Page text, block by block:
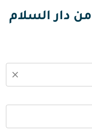
دار السلام
close